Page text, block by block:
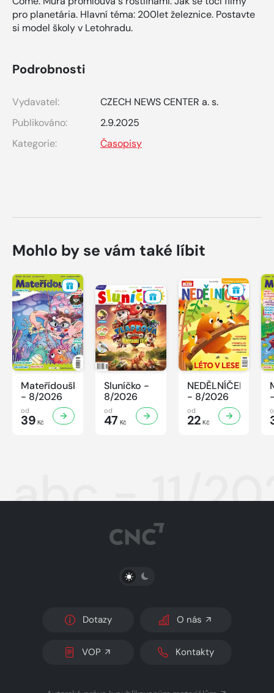
pro planetária. Hlavní téma: 200let železnice. Postavte
si model školy v Letohradu.
Podrobnosti
Vydavatel:
CZECH NEWS CENTER a. s.
Publikováno:
2.9.2025
Kategorie:
Časopisy
Mohlo by se vám také líbit
Mateřídouška
- 8/2026
od
39 Kč
Sluníčko -
8/2026
od
47 Kč
NEDĚLNÍČEK
- 8/2026
od
22 Kč
abc - 11/
PŘEPNOUT SVĚTLÝ/TMAVÝ REŽIM
Dotazy O nás
VOP Kontakty